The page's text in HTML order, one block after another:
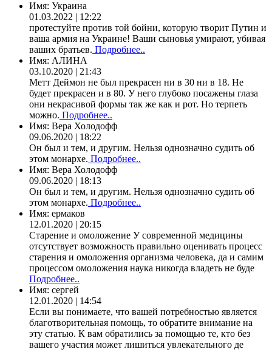
Имя: Украина
01.03.2022 | 12:22
протестуйте против той бойни, которую творит Путин и
ваша армия на Украине! Ваши сыновья умирают, убивая
ваших братьев. Подробнее..
Имя: АЛИНА
03.10.2020 | 21:43
Метт Деймон не был прекрасен ни в 30 ни в 18. Не
будет прекрасен и в 80. У него глубоко посажены глаза
они некрасивой формы так же как и рот. Но терпеть
можно. Подробнее..
Имя: Вера Холодофф
09.06.2020 | 18:22
Он был и тем, и другим. Нельзя однозначно судить об
этом монархе. Подробнее..
Имя: Вера Холодофф
09.06.2020 | 18:13
Он был и тем, и другим. Нельзя однозначно судить об
этом монархе. Подробнее..
Имя: ермаков
12.01.2020 | 20:15
Старение и омоложение У современной медицины
отсутствует возможность правильно оценивать процесс
старения и омоложения организма человека, да и самим
процессом омоложения наука никогда владеть не буде
Подробнее..
Имя: сергей
12.01.2020 | 14:54
Если вы понимаете, что вашей потребностью является
благотворительная помощь, то обратите внимание на
эту статью. К вам обратились за помощью те, кто без
вашего участия может лишиться увлекательного де